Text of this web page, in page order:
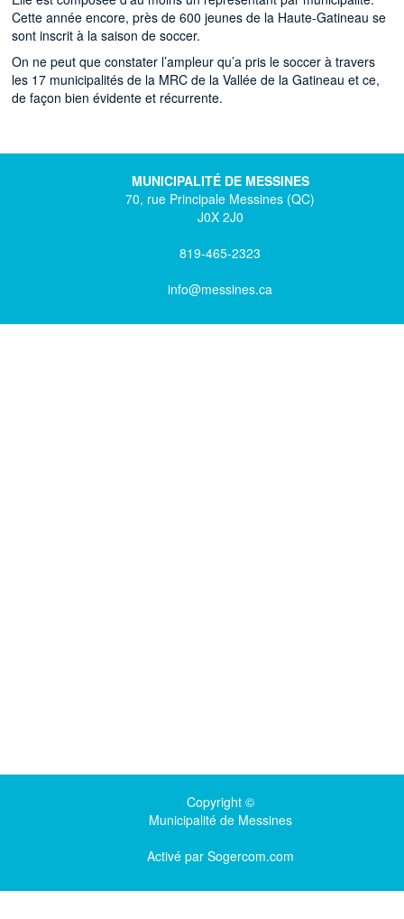
Cette année encore, près de 600 jeunes de la Haute-Gatineau se
sont inscrit à la saison de soccer.
On ne peut que constater l’ampleur qu’a pris le soccer à travers
les 17 municipalités de la MRC de la Vallée de la Gatineau et ce,
de façon bien évidente et récurrente.
MUNICIPALITÉ DE MESSINES
70, rue Principale Messines (QC)
J0X 2J0
819-465-2323
info@messines.ca
Copyright ©
Municipalité de Messines
Activé par Sogercom.com